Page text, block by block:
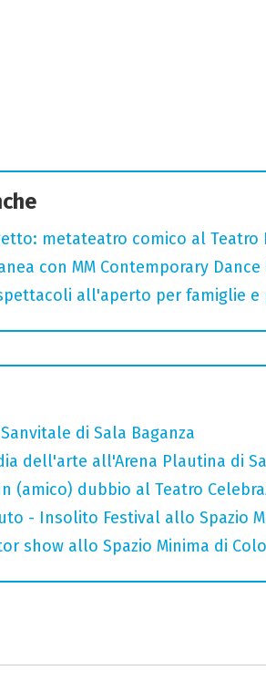
metateatro comico al Teatro
con MM Contemporary
all'aperto per famiglie
di Sala Baganza
dell'arte all'Arena Plautina di
(amico) dubbio al Teatro
- Insolito Festival allo Spazio
show allo Spazio Minima di